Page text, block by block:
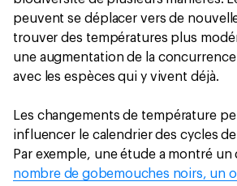
peuvent se déplacer vers de
trouver des températures plus
une augmentation de la
avec les espèces qui y vivent déjà.
Les changements de température
influencer le calendrier des cycles
Par exemple, une étude a montré un
nombre de gobemouches noirs, un